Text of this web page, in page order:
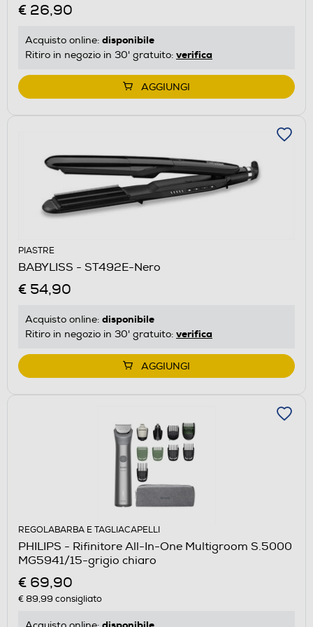
€ 26,90
Acquisto online: disponibile
Ritiro in negozio in 30' gratuito: verifica
AGGIUNGI
PIASTRE
BABYLISS - ST492E-Nero
€ 54,90
Acquisto online: disponibile
Ritiro in negozio in 30' gratuito: verifica
AGGIUNGI
REGOLABARBA E TAGLIACAPELLI
PHILIPS - Rifinitore All-In-One Multigroom S.5000
MG5941/15-grigio chiaro
€ 69,90
€ 89,99 consigliato